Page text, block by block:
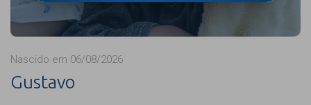
Nascido em 06/08/2026
Gustavo